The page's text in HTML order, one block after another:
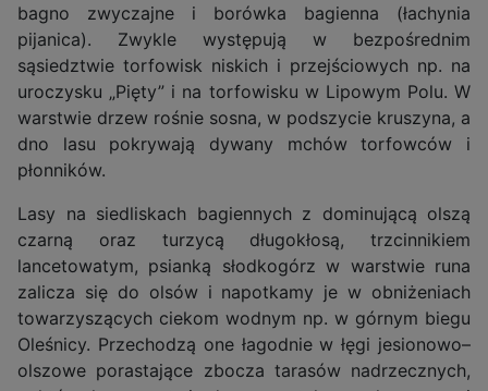
bagno zwyczajne i borówka bagienna (łachynia
pijanica). Zwykle występują w bezpośrednim
sąsiedztwie torfowisk niskich i przejściowych np. na
uroczysku „Pięty” i na torfowisku w Lipowym Polu. W
warstwie drzew rośnie sosna, w podszycie kruszyna, a
dno lasu pokrywają dywany mchów torfowców i
płonników.
Lasy na siedliskach bagiennych z dominującą olszą
czarną oraz turzycą długokłosą, trzcinnikiem
lancetowatym, psianką słodkogórz w warstwie runa
zalicza się do olsów i napotkamy je w obniżeniach
towarzyszących ciekom wodnym np. w górnym biegu
Oleśnicy. Przechodzą one łagodnie w łęgi jesionowo–
olszowe porastające zbocza tarasów nadrzecznych,